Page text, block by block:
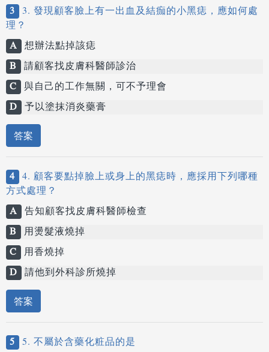
3 3. 發現顧客臉上有一出血及結痂的小黑痣，應如何處
理？
A 想辦法點掉該痣
B 請顧客找皮膚科醫師診治
C 與自己的工作無關，可不予理會
D 予以塗抹消炎藥膏
答案
4 4. 顧客要點掉臉上或身上的黑痣時，應採用下列哪種
方式處理？
A 告知顧客找皮膚科醫師檢查
B 用燙髮液燒掉
C 用香燒掉
D 請他到外科診所燒掉
答案
5 5. 不屬於含藥化粧品的是